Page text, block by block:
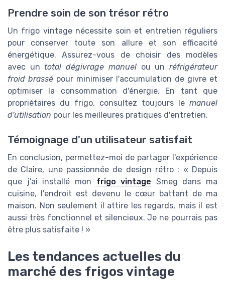
Prendre soin de son trésor rétro
Un frigo vintage nécessite soin et entretien réguliers
pour conserver toute son allure et son efficacité
énergétique. Assurez-vous de choisir des modèles
avec un total dégivrage manuelou unréfrigérateur
froid brassé pour minimiser l'accumulation de givre et
optimiser la consommation d'énergie. En tant que
propriétaires du frigo, consultez toujours le manuel
d'utilisation pour les meilleures pratiques d'entretien.
Témoignage d'un utilisateur satisfait
En conclusion, permettez-moi de partager l'expérience
de Claire, une passionnée de design rétro : « Depuis
que j'ai installé mon frigo vintage Smeg dans ma
cuisine, l'endroit est devenu le cœur battant de ma
maison. Non seulement il attire les regards, mais il est
aussi très fonctionnel et silencieux. Je ne pourrais pas
être plus satisfaite ! »
Les tendances actuelles du
marché des frigos vintage